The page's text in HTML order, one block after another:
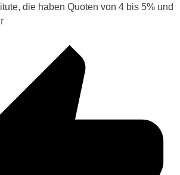
die haben Quoten von 4 bis 5% und